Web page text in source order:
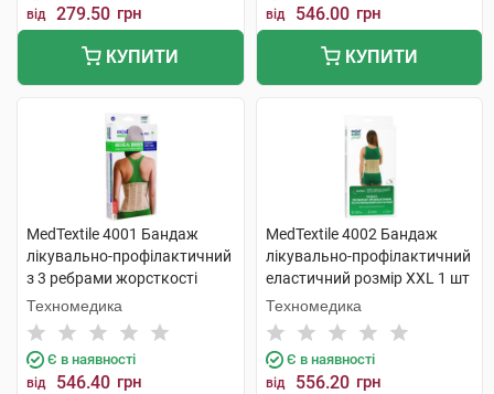
від 279.50 грн
КУПИТИ
від 546.00 грн
КУПИТИ
MedTextile 4001 Бандаж
лікувально-профілактичний
з 3 ребрами жорсткості
розмір M 1 шт
Техномедика
Є в наявності
від 546.40 грн
MedTextile 4002 Бандаж
лікувально-профілактичний
еластичний розмір XXL 1 шт
Техномедика
Є в наявності
від 556.20 грн